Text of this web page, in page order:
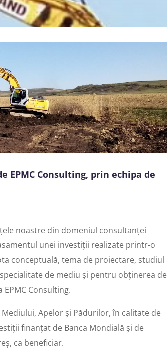
EPMC Consulting, prin echipa de
noastre din domeniul consultanței
unei investiții realizate printr-o
conceptuală, tema de proiectare, studiul
de mediu și pentru obținerea de
Consulting.
Apelor și Pădurilor, în calitate de
finanțat de Banca Mondială și de
ca beneficiar.